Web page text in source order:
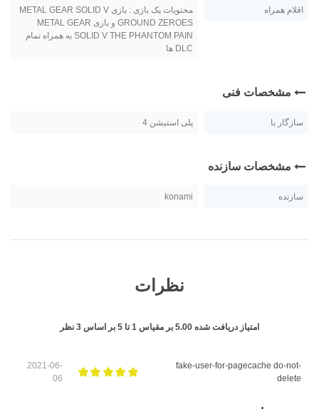
اقلام همراه
محتویات پک بازی : بازی METAL GEAR SOLID V
GROUND ZEROES و بازی METAL GEAR
SOLID V THE PHANTOM PAIN به همراه تمام
DLC ها
مشخصات فنی
سازگار با پلی استیشن 4
مشخصات سازنده
سازنده konami
نظرات
امتیاز دریافت شده 5.00 بر مقیاس 1تا 5 بر اساس 3 نظر
fake-user-for-pagecache do-not-
delete
2021-06-
06